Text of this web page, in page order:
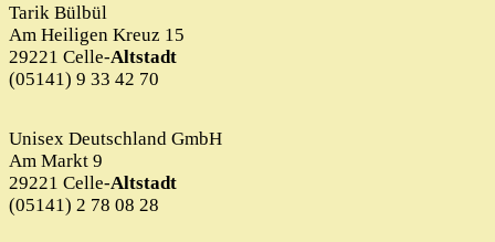
Tarik Bülbül
Am Heiligen Kreuz 15
29221 Celle-Altstadt
(05141) 9 33 42 70
Unisex Deutschland GmbH
Am Markt 9
29221 Celle-Altstadt
(05141) 2 78 08 28